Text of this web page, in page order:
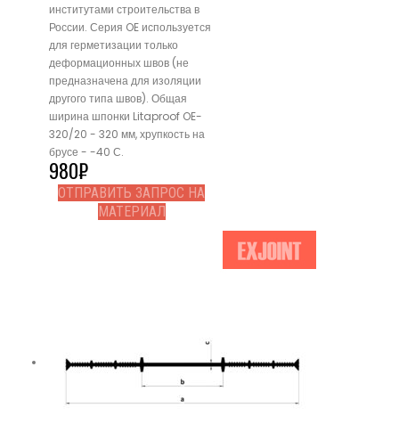
институтами строительства в
России. Серия OE используется
для герметизации только
деформационных швов (не
предназначена для изоляции
другого типа швов). Общая
ширина шпонки Litaproof OE-
320/20 - 320 мм, хрупкость на
брусе - -40 С.
980₽
ОТПРАВИТЬ ЗАПРОС НА
МАТЕРИАЛ